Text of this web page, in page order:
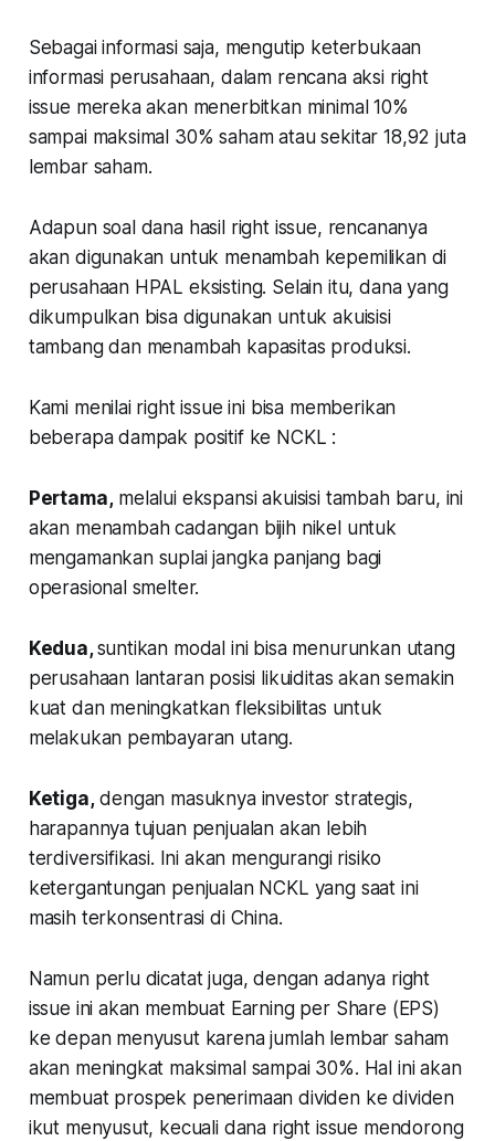
Sebagai informasi saja, mengutip keterbukaan
informasi perusahaan, dalam rencana aksi right
issue mereka akan menerbitkan minimal 10%
sampai maksimal 30% saham atau sekitar 18,92 juta
lembar saham.
Adapun soal dana hasil right issue, rencananya
akan digunakan untuk menambah kepemilikan di
perusahaan HPAL eksisting. Selain itu, dana yang
dikumpulkan bisa digunakan untuk akuisisi
tambang dan menambah kapasitas produksi.
Kami menilai right issue ini bisa memberikan
beberapa dampak positif ke NCKL :
Pertama,melalui ekspansi akuisisi tambah baru, ini
akan menambah cadangan bijih nikel untuk
mengamankan suplai jangka panjang bagi
operasional smelter.
Kedua,suntikan modal ini bisa menurunkan utang
perusahaan lantaran posisi likuiditas akan semakin
kuat dan meningkatkan fleksibilitas untuk
melakukan pembayaran utang.
Ketiga,dengan masuknya investor strategis,
harapannya tujuan penjualan akan lebih
terdiversifikasi. Ini akan mengurangi risiko
ketergantungan penjualan NCKL yang saat ini
masih terkonsentrasi di China.
Namun perlu dicatat juga, dengan adanya right
issue ini akan membuat Earning per Share (EPS)
ke depan menyusut karena jumlah lembar saham
akan meningkat maksimal sampai 30%. Hal ini akan
membuat prospek penerimaan dividen ke dividen
ikut menyusut, kecuali dana right issue mendorong